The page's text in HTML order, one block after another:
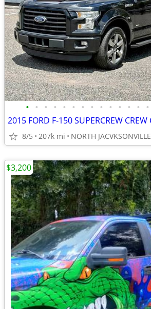
• • • • • • • • • • • • • •
8/5 207k mi NORTH JACVKSONVILLE
$3,200